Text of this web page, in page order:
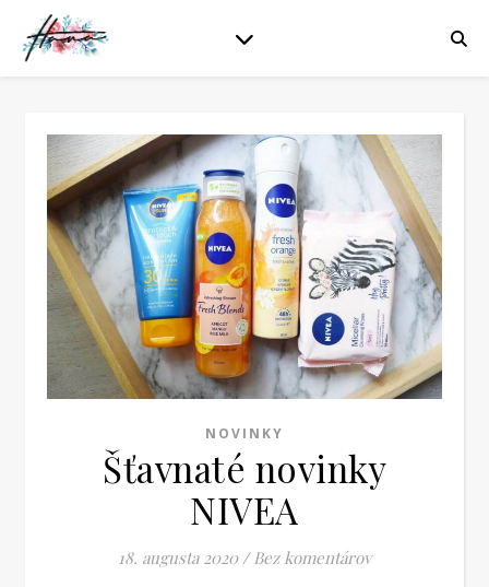
NOVINKY
Šťavnaté novinky
NIVEA
18. augusta 2020 / Bez komentárov